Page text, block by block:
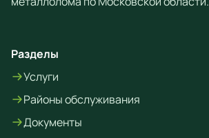
Разделы
Услуги
Районы обслуживания
Документы